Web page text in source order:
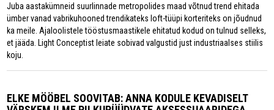
Juba aastakümneid suurlinnade metropolides maad võtnud trend ehitada
ümber vanad vabrikuhooned trendikateks loft-tüüpi korteriteks on jõudnud
ka meile. Ajaloolistele tööstusmaastikele ehitatud kodud on tulnud selleks,
et jääda. Light Conceptist leiate sobivad valgustid just industriaalses stiilis
koju.
ELKE MÖÖBEL SOOVITAB: ANNA KODULE KEVADISELT